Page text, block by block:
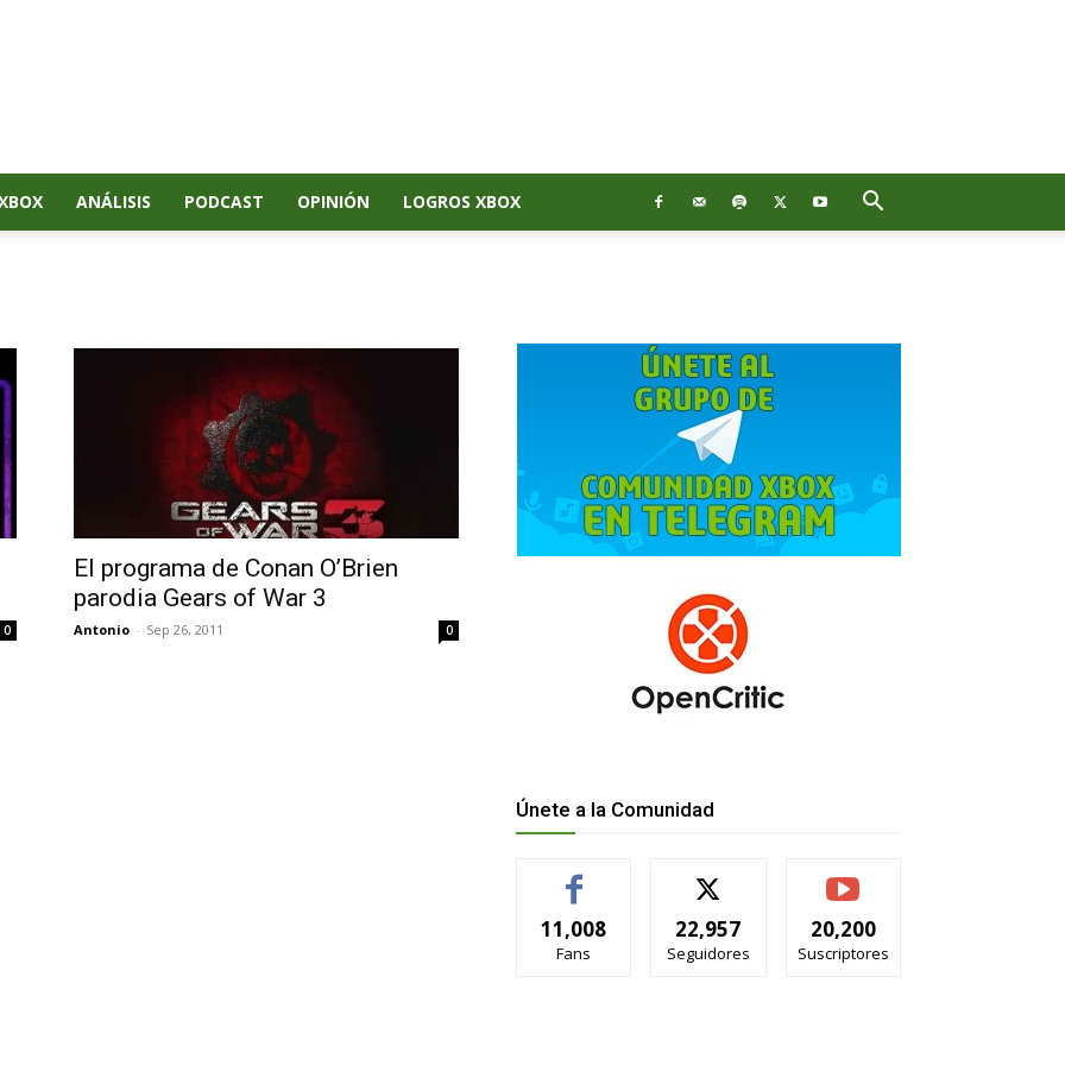
ANÁLISIS PODCAST OPINIÓN LOGROS XBOX
0
El programa de Conan O’Brien
parodia Gears of War 3
Antonio - Sep 26, 2011 0
Únete a la Comunidad
11,008
Fans
22,957
Seguidores
20,200
Suscriptores